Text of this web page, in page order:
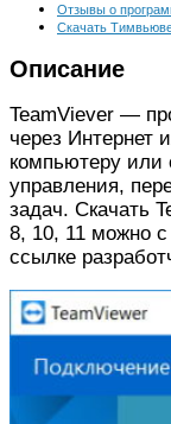
Отзывы о
Скачать
Описание
TeamViever —
через Интернет
компьютеру или
управления,
задач. Скачать
8, 10, 11 можно
ссылке